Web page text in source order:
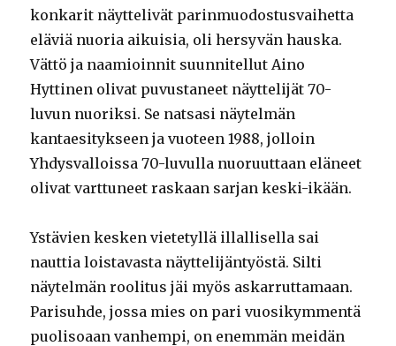
konkarit näyttelivät parinmuodostusvaihetta
eläviä nuoria aikuisia, oli hersyvän hauska.
Vättö ja naamioinnit suunnitellut Aino
Hyttinen olivat puvustaneet näyttelijät 70-
luvun nuoriksi. Se natsasi näytelmän
kantaesitykseen ja vuoteen 1988, jolloin
Yhdysvalloissa 70-luvulla nuoruuttaan eläneet
olivat varttuneet raskaan sarjan keski-ikään.
Ystävien kesken vietetyllä illallisella sai
nauttia loistavasta näyttelijäntyöstä. Silti
näytelmän roolitus jäi myös askarruttamaan.
Parisuhde, jossa mies on pari vuosikymmentä
puolisoaan vanhempi, on enemmän meidän